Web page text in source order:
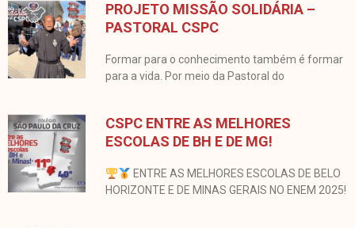
PROJETO MISSÃO SOLIDÁRIA –
PASTORAL CSPC
Formar para o conhecimento também é formar
para a vida. Por meio da Pastoral do
CSPC ENTRE AS MELHORES
ESCOLAS DE BH E DE MG!
ENTRE AS MELHORES ESCOLAS DE BELO
HORIZONTE E DE MINAS GERAIS NO ENEM 2025!